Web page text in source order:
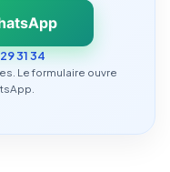
31 34
Le formulaire ouvre